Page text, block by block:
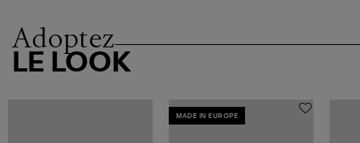
Adoptez
LE LOOK
MADE IN EUROPE